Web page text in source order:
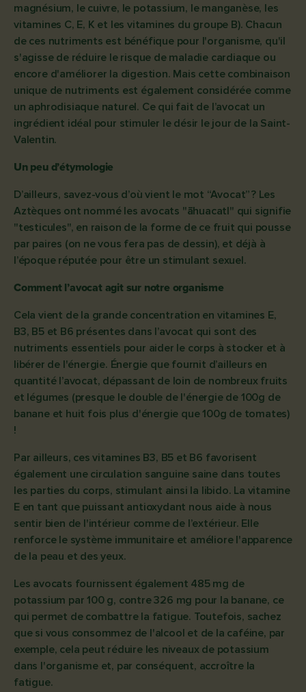
magnésium, le cuivre, le potassium, le manganèse, les
vitamines C, E, K et les vitamines du groupe B). Chacun
de ces nutriments est bénéfique pour l'organisme, qu'il
s'agisse de réduire le risque de maladie cardiaque ou
encore d'améliorer la digestion. Mais cette combinaison
unique de nutriments est également considérée comme
un aphrodisiaque naturel. Ce qui fait de l’avocat un
ingrédient idéal pour stimuler le désir le jour de la Saint-
Valentin.
Un peu d’étymologie
D’ailleurs, savez-vous d’où vient le mot “Avocat” ? Les
Aztèques ont nommé les avocats "āhuacatl" qui signifie
"testicules", en raison de la forme de ce fruit qui pousse
par paires (on ne vous fera pas de dessin), et déjà à
l’époque réputée pour être un stimulant sexuel.
Comment l’avocat agit sur notre organisme
Cela vient de la grande concentration en vitamines E,
B3, B5 et B6 présentes dans l’avocat qui sont des
nutriments essentiels pour aider le corps à stocker et à
libérer de l'énergie. Énergie que fournit d’ailleurs en
quantité l’avocat, dépassant de loin de nombreux fruits
et légumes (presque le double de l'énergie de 100g de
banane et huit fois plus d'énergie que 100g de tomates)
!
Par ailleurs, ces vitamines B3, B5 et B6 favorisent
également une circulation sanguine saine dans toutes
les parties du corps, stimulant ainsi la libido. La vitamine
E en tant que puissant antioxydant nous aide à nous
sentir bien de l'intérieur comme de l’extérieur. Elle
renforce le système immunitaire et améliore l'apparence
de la peau et des yeux.
Les avocats fournissent également 485 mg de
potassium par 100 g, contre 326 mg pour la banane, ce
qui permet de combattre la fatigue. Toutefois, sachez
que si vous consommez de l'alcool et de la caféine, par
exemple, cela peut réduire les niveaux de potassium
dans l'organisme et, par conséquent, accroître la
fatigue.